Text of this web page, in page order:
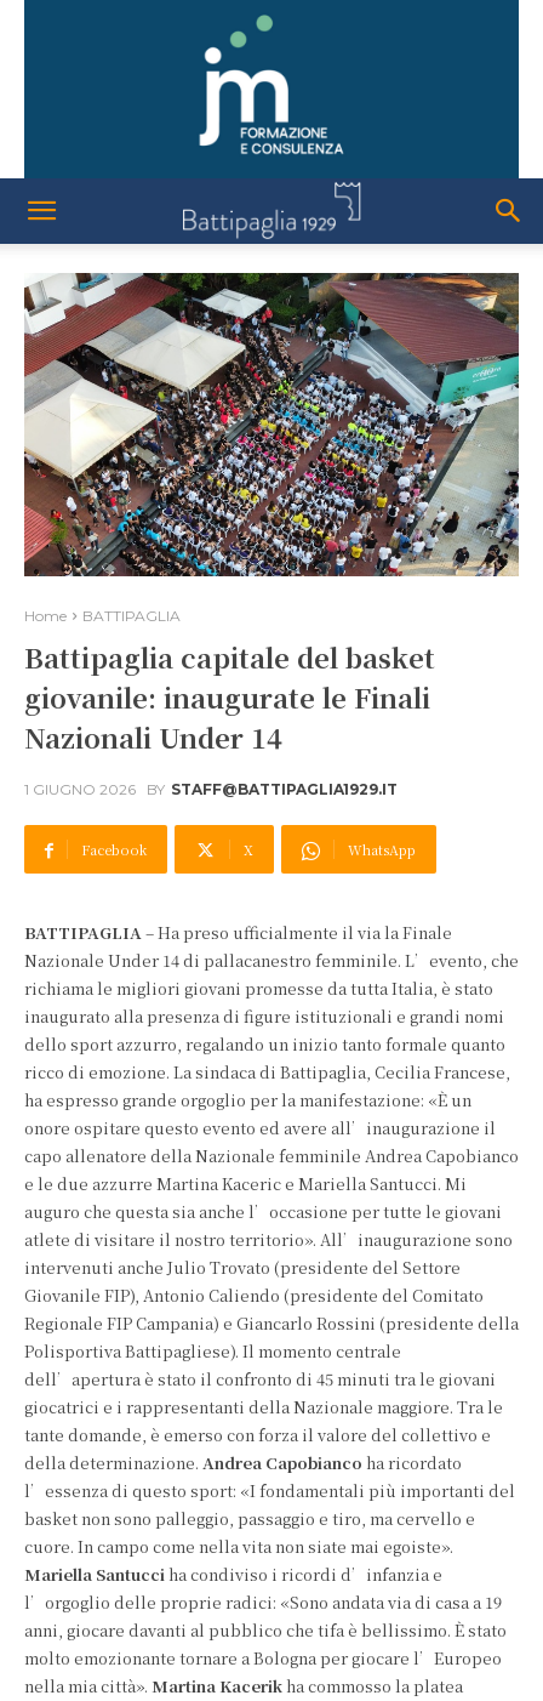
Home BATTIPAGLIA
Battipaglia capitale del basket
giovanile: inaugurate le Finali
Nazionali Under 14
1 GIUGNO 2026 BY STAFF@BATTIPAGLIA1929.IT
Facebook X WhatsApp
BATTIPAGLIA– Ha preso ufficialmente il via la Finale
Nazionale Under 14 di pallacanestro femminile. L’evento, che
richiama le migliori giovani promesse da tutta Italia, è stato
inaugurato alla presenza di figure istituzionali e grandi nomi
dello sport azzurro, regalando un inizio tanto formale quanto
ricco di emozione. La sindaca di Battipaglia, Cecilia Francese,
ha espresso grande orgoglio per la manifestazione: «È un
onore ospitare questo evento ed avere all’inaugurazione il
capo allenatore della Nazionale femminile Andrea Capobianco
e le due azzurre Martina Kaceric e Mariella Santucci. Mi
auguro che questa sia anche l’occasione per tutte le giovani
atlete di visitare il nostro territorio». All’inaugurazione sono
intervenuti anche Julio Trovato (presidente del Settore
Giovanile FIP), Antonio Caliendo (presidente del Comitato
Regionale FIP Campania) e Giancarlo Rossini (presidente della
Polisportiva Battipagliese). Il momento centrale
dell’apertura è stato il confronto di 45 minuti tra le giovani
giocatrici e i rappresentanti della Nazionale maggiore. Tra le
tante domande, è emerso con forza il valore del collettivo e
della determinazione. Andrea Capobianco ha ricordato
l’essenza di questo sport: «I fondamentali più importanti del
basket non sono palleggio, passaggio e tiro, ma cervello e
cuore. In campo come nella vita non siate mai egoiste».
Mariella Santucci ha condiviso i ricordi d’infanzia e
l’orgoglio delle proprie radici: «Sono andata via di casa a 19
anni, giocare davanti al pubblico che tifa è bellissimo. È stato
molto emozionante tornare a Bologna per giocare l’Europeo
nella mia città». Martina Kacerik ha commosso la platea